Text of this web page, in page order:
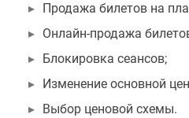
Продажа билетов на
Онлайн-продажа
Блокировка сеансов;
Изменение основной
Выбор ценовой схемы.